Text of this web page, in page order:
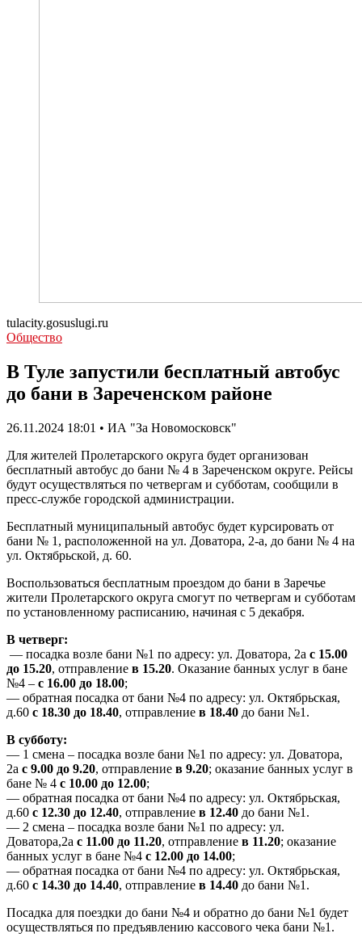
tulacity.gosuslugi.ru
Общество
В Туле запустили бесплатный автобус
до бани в Зареченском районе
26.11.2024 18:01 • ИА "За Новомосковск"
Для жителей Пролетарского округа будет организован
бесплатный автобус до бани № 4 в Зареченском округе. Рейсы
будут осуществляться по четвергам и субботам, сообщили в
пресс-службе городской администрации.
Бесплатный муниципальный автобус будет курсировать от
бани № 1, расположенной на ул. Доватора, 2-а, до бани № 4 на
ул. Октябрьской, д. 60.
Воспользоваться бесплатным проездом до бани в Заречье
жители Пролетарского округа смогут по четвергам и субботам
по установленному расписанию, начиная с 5 декабря.
В четверг:
— посадка возле бани №1 по адресу: ул. Доватора, 2а с 15.00
до 15.20, отправление в 15.20. Оказание банных услуг в бане
№4 – с 16.00 до 18.00;
— обратная посадка от бани №4 по адресу: ул. Октябрьская,
д.60 с 18.30 до 18.40, отправление в 18.40 до бани №1.
В субботу:
— 1 смена – посадка возле бани №1 по адресу: ул. Доватора,
2а с 9.00 до 9.20, отправление в 9.20; оказание банных услуг в
бане № 4 с 10.00 до 12.00;
— обратная посадка от бани №4 по адресу: ул. Октябрьская,
д.60 с 12.30 до 12.40, отправление в 12.40 до бани №1.
— 2 смена – посадка возле бани №1 по адресу: ул.
Доватора,2а с 11.00 до 11.20, отправление в 11.20; оказание
банных услуг в бане №4 с 12.00 до 14.00;
— обратная посадка от бани №4 по адресу: ул. Октябрьская,
д.60 с 14.30 до 14.40, отправление в 14.40 до бани №1.
Посадка для поездки до бани №4 и обратно до бани №1 будет
осуществляться по предъявлению кассового чека бани №1.